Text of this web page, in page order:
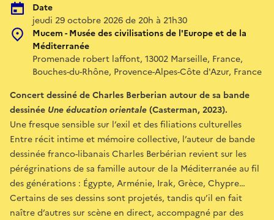
Date
jeudi 29 octobre 2026 de 20h à 21h30
Mucem - Musée des civilisations de l'Europe et de la
Méditerranée
Promenade robert laffont, 13002 Marseille, France,
Bouches-du-Rhône, Provence-Alpes-Côte d'Azur, France
Concert dessiné de Charles Berberian autour de sa bande
dessinée Une éducation orientale(Casterman, 2023).
Une fresque sensible sur l’exil et des filiations culturelles
Entre récit intime et mémoire collective, l’auteur de bande
dessinée franco-libanais Charles Berbérian revient sur les
pérégrinations de sa famille autour de la Méditerranée au fil
des générations : Égypte, Arménie, Irak, Grèce, Chypre…
Certains de ses dessins sont projetés, tandis qu’il en fait
naître d’autres sur scène en direct, accompagné par des